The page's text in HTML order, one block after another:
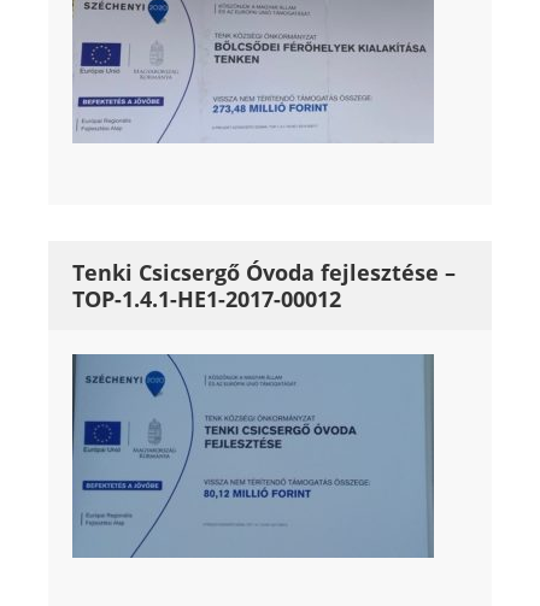
Tenki Csicsergő Óvoda fejlesztése –
TOP-1.4.1-HE1-2017-00012